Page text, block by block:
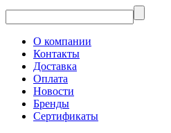
О компании
Контакты
Доставка
Оплата
Новости
Бренды
Сертификаты